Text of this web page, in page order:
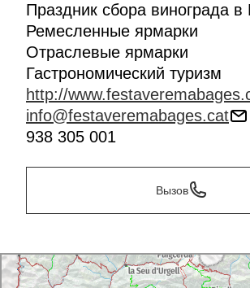
Праздник сбора винограда в
Ремесленные ярмарки
Отраслевые ярмарки
Гастрономический туризм
http://
info@festaveremabages.cat
938 305 001
Вызов